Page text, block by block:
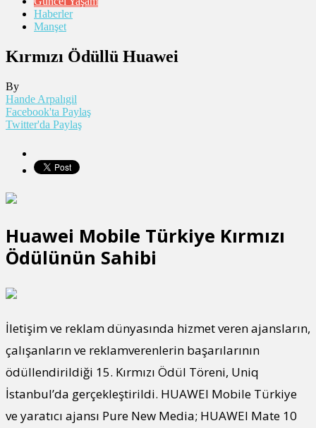
Haberler
Manşet
Kırmızı Ödüllü Huawei
By
Hande Arpalıgil
Facebook'ta Paylaş
Twitter'da Paylaş
Huawei Mobile Türkiye Kırmızı
Ödülünün Sahibi
İletişim ve reklam dünyasında hizmet veren ajansların,
çalışanların ve reklamverenlerin başarılarının
ödüllendirildiği 15. Kırmızı Ödül Töreni, Uniq
İstanbul’da gerçekleştirildi. HUAWEI Mobile Türkiye
ve yaratıcı ajansı Pure New Media; HUAWEI Mate 10